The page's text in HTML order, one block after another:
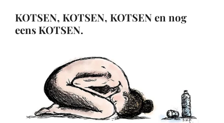
KOTSEN, KOTSEN, KOTSEN en nog
eens KOTSEN.